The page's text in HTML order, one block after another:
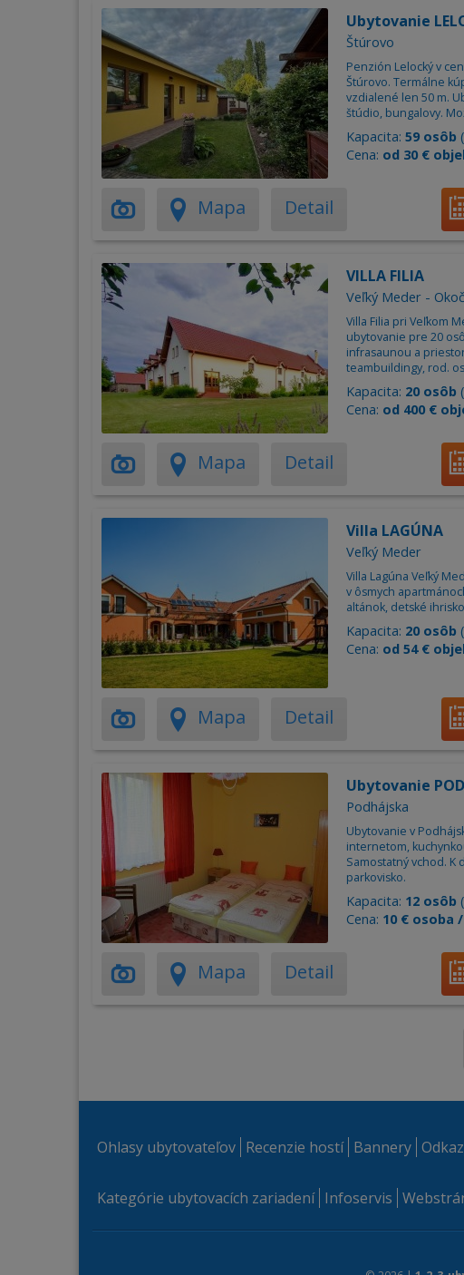
Ubytovanie
Štúrovo
Penzión Lelocký v
Štúrovo. Termálne
vzdialené len 50 m.
štúdio, bungalovy.
Kapacita: 59 osôb
Cena: od 30 €
Mapa Detail
VILLA FILIA
Veľký Meder - Okoč
Villa Filia pri Veľkom
ubytovanie pre 20
infrasaunou a
teambuildingy, rod.
Kapacita: 20 osôb
Cena: od 400 €
Mapa Detail
Villa LAGÚNA
Veľký Meder
Villa Lagúna Veľký
v ôsmych
altánok, detské
Kapacita: 20 osôb
Cena: od 54 €
Mapa Detail
Ubytovanie
Podhájska
Ubytovanie v
internetom,
Samostatný vchod. K
parkovisko.
Kapacita: 12 osôb
Cena: 10 € osoba
Mapa Detail
Ohlasy ubytovateľov Recenzie hostí Bannery
Kategórie ubytovacích zariadení Infoservis